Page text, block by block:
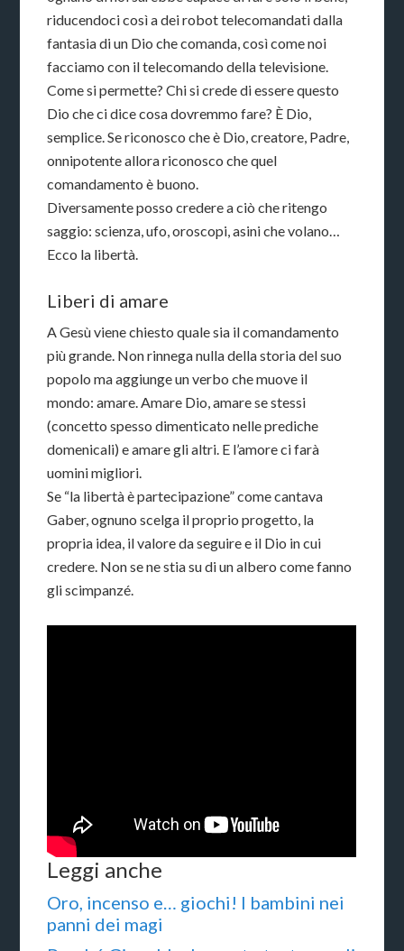
riducendoci così a dei robot telecomandati dalla
fantasia di un Dio che comanda, così come noi
facciamo con il telecomando della televisione.
Come si permette? Chi si crede di essere questo
Dio che ci dice cosa dovremmo fare? È Dio,
semplice. Se riconosco che è Dio, creatore, Padre,
onnipotente allora riconosco che quel
comandamento è buono.
Diversamente posso credere a ciò che ritengo
saggio: scienza, ufo, oroscopi, asini che volano…
Ecco la libertà.
Liberi di amare
A Gesù viene chiesto quale sia il comandamento
più grande. Non rinnega nulla della storia del suo
popolo ma aggiunge un verbo che muove il
mondo: amare. Amare Dio, amare se stessi
(concetto spesso dimenticato nelle prediche
domenicali) e amare gli altri. E l’amore ci farà
uomini migliori.
Se “la libertà è partecipazione” come cantava
Gaber, ognuno scelga il proprio progetto, la
propria idea, il valore da seguire e il Dio in cui
credere. Non se ne stia su di un albero come fanno
gli scimpanzé.
Leggi anche
Oro, incenso e… giochi! I bambini nei
panni dei magi